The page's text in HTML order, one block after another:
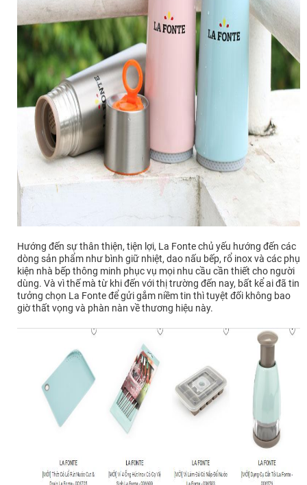
Hướng đến sự thân thiện, tiện lợi, La Fonte chủ yếu hướng đến các
dòng sản phẩm như bình giữ nhiệt, dao nấu bếp, rổ inox và các phụ
kiện nhà bếp thông minh phục vụ mọi nhu cầu cần thiết cho người
dùng. Và vì thế mà từ khi đến với thị trường đến nay, bất kể ai đã tin
tưởng chọn La Fonte để gửi gắm niềm tin thì tuyệt đối không bao
giờ thất vọng và phàn nàn về thương hiệu này.